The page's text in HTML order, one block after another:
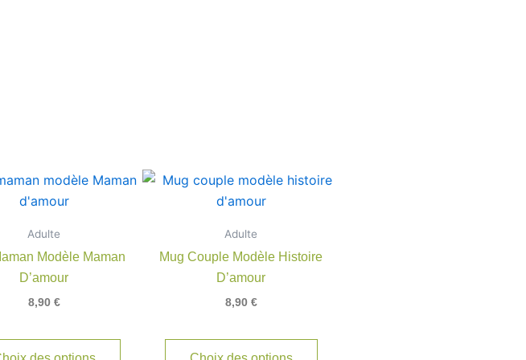
Adulte
Modèle Maman
D’amour
8,90 €
Adulte
Mug Couple Modèle Histoire
D’amour
8,90 €
Ce
variations.